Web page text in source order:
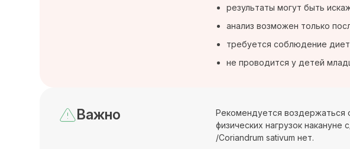
результаты могут быть
анализ возможен только
требуется соблюдение
не проводится у детей
Важно
Рекомендуется воздержаться
физических нагрузок
/Coriandrum sativum нет.